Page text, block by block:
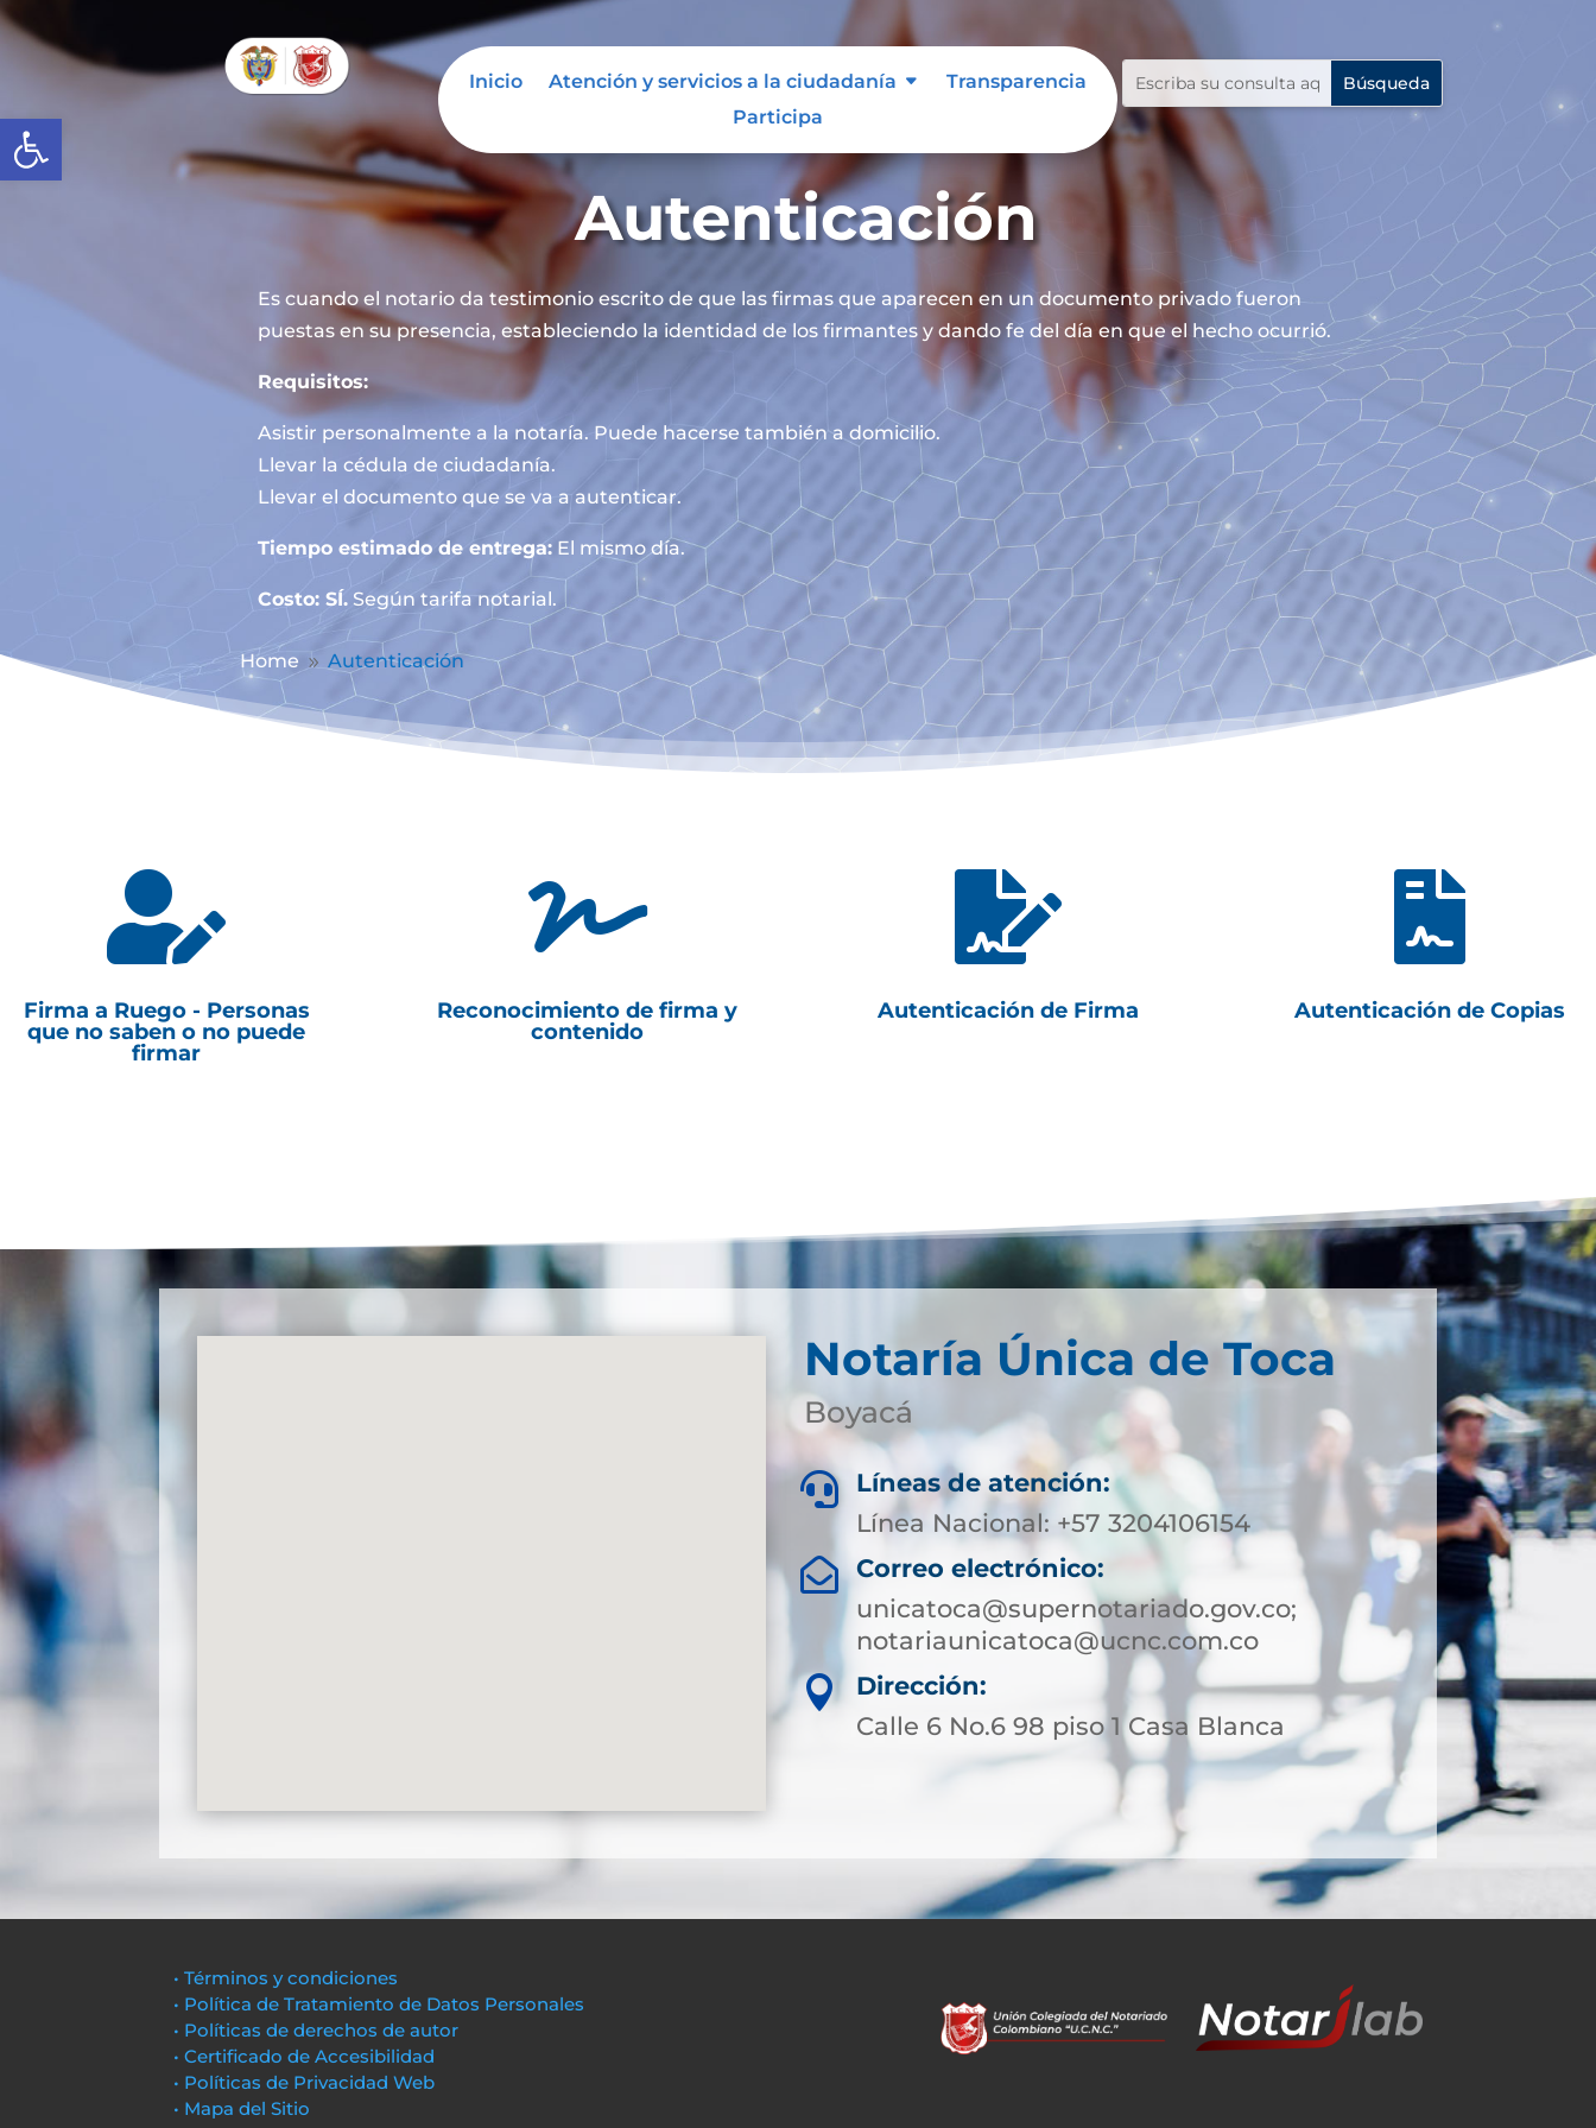
Abrir barra de herramientas
Inicio Atención y servicios a la ciudadanía
Transparencia
Participa
Autenticación
Es cuando el notario da testimonio escrito de que las firmas que aparecen en un documento privado fueron
puestas en su presencia, estableciendo la identidad de los firmantes y dando fe del día en que el hecho ocurrió.
Requisitos:
Asistir personalmente a la notaría. Puede hacerse también a domicilio.
Llevar la cédula de ciudadanía.
Llevar el documento que se va a autenticar.
Tiempo estimado de entrega:El mismo día.
Costo: SÍ.Según tarifa notarial.
Home 9 Autenticación

Firma a Ruego - Personas
que no saben o no puede
firmar

Reconocimiento de firma y
contenido

Autenticación de Firma

Autenticación de Copias
Notaría Única de Toca
Boyacá

Líneas de atención:
Línea Nacional: +57 3204106154
 Correo electrónico:
unicatoca@supernotariado.gov.co;
notariaunicatoca@ucnc.com.co

Dirección:
Calle 6 No.6 98 piso 1 Casa Blanca
• Términos y condiciones
• Política de Tratamiento de Datos Personales
• Políticas de derechos de autor
• Certificado de Accesibilidad
• Políticas de Privacidad Web
• Mapa del Sitio